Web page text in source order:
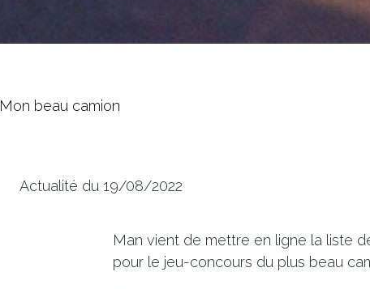
Mon beau camion
Actualité du 19/08/2022
Man vient de mettre en ligne la liste
pour le jeu-concours du plus beau